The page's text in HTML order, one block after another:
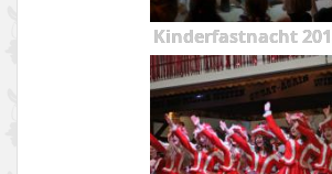
Kinderfastnacht